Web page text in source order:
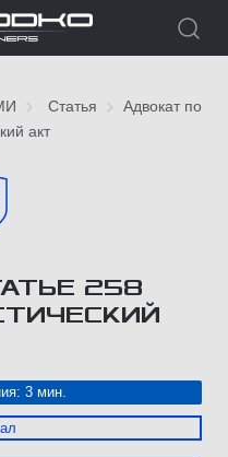
Статья
Адвокат по
акт
258
3 мин.